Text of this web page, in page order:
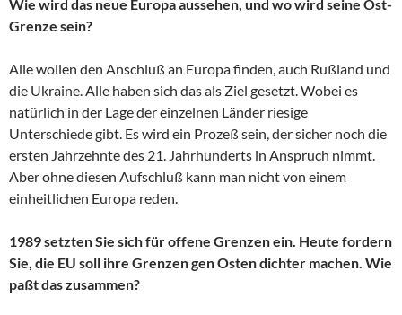
Wie wird das neue Europa aussehen, und wo wird seine Ost-
Grenze sein?
Alle wollen den Anschluß an Europa finden, auch Rußland und
die Ukraine. Alle haben sich das als Ziel gesetzt. Wobei es
natürlich in der Lage der einzelnen Länder riesige
Unterschiede gibt. Es wird ein Prozeß sein, der sicher noch die
ersten Jahrzehnte des 21. Jahrhunderts in Anspruch nimmt.
Aber ohne diesen Aufschluß kann man nicht von einem
einheitlichen Europa reden.
1989 setzten Sie sich für offene Grenzen ein. Heute fordern
Sie, die EU soll ihre Grenzen gen Osten dichter machen. Wie
paßt das zusammen?